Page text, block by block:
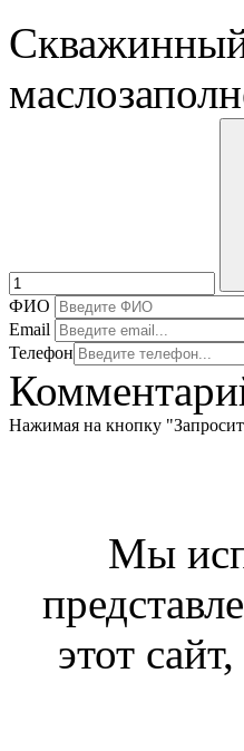
ФИО
Email
Телефон
Нажимая на кнопку
Мы
этот